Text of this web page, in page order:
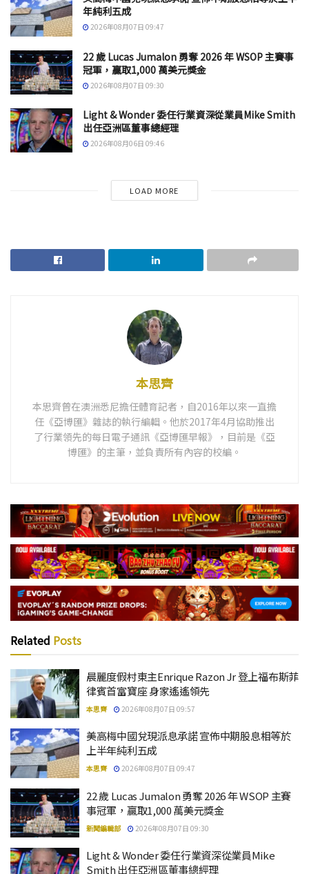
年純利五成
2026年08月07日 09:47
22 歲 Lucas Jumalon 勇奪 2026 年 WSOP 主賽事
冠軍，贏取1,000 萬美元獎金
2026年08月07日 09:30
Light & Wonder 委任行業資深從業員Mike Smith
出任亞洲區董事總經理
2026年08月06日 09:46
LOAD MORE
本思齊
本思齊曾在澳洲悉尼擔任體育記者，自2016年以來一直擔
任《亞博匯》雜誌的執行編輯。他於2017年4月協助推出
了行業領先的每日電子通訊《亞博匯早報》，目前是《亞
博匯》的主筆，並負責所有內容的校編。
Related Posts
晨麗度假村東主Enrique Razon Jr 登上福布斯菲
律賓首富寶座 身家遙遙領先
本思齊 2026年08月07日 09:57
美高梅中國兌現派息承諾 宣佈中期股息相等於
上半年純利五成
本思齊 2026年08月07日 09:47
22 歲 Lucas Jumalon 勇奪 2026 年 WSOP 主賽
事冠軍，贏取1,000 萬美元獎金
新聞編輯部 2026年08月07日 09:30
Light & Wonder 委任行業資深從業員Mike
Smith 出任亞洲區董事總經理